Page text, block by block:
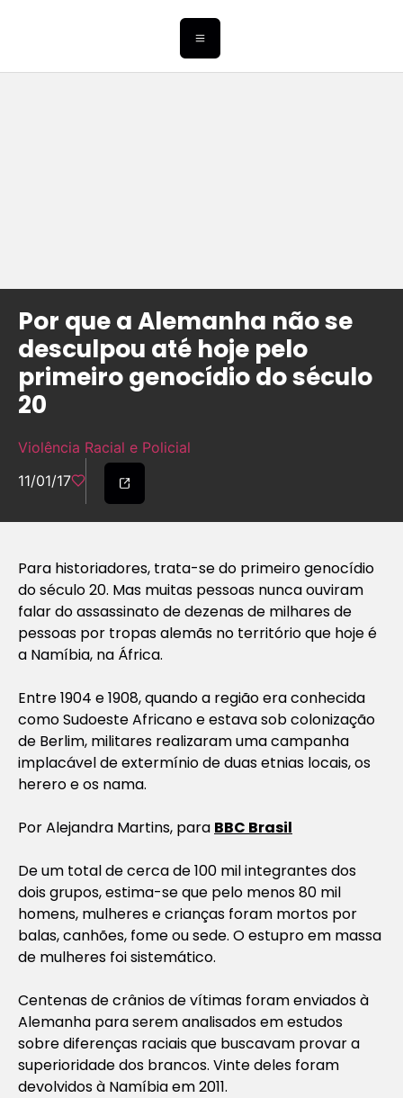
Por que a Alemanha não se
desculpou até hoje pelo
primeiro genocídio do século
20
Violência Racial e Policial
11/01/17
Para historiadores, trata-se do primeiro genocídio
do século 20. Mas muitas pessoas nunca ouviram
falar do assassinato de dezenas de milhares de
pessoas por tropas alemãs no território que hoje é
a Namíbia, na África.
Entre 1904 e 1908, quando a região era conhecida
como Sudoeste Africano e estava sob colonização
de Berlim, militares realizaram uma campanha
implacável de extermínio de duas etnias locais, os
herero e os nama.
Por Alejandra Martins, para BBC Brasil
De um total de cerca de 100 mil integrantes dos
dois grupos, estima-se que pelo menos 80 mil
homens, mulheres e crianças foram mortos por
balas, canhões, fome ou sede. O estupro em massa
de mulheres foi sistemático.
Centenas de crânios de vítimas foram enviados à
Alemanha para serem analisados em estudos
sobre diferenças raciais que buscavam provar a
superioridade dos brancos. Vinte deles foram
devolvidos à Namíbia em 2011.